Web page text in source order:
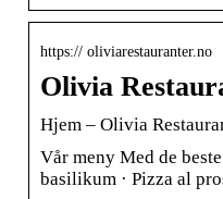
https:// oliviarestauranter.no
Olivia
Hjem – Olivia
Vår meny Med de
basilikum · Pizza al